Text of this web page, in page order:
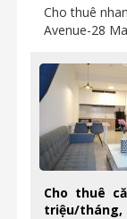
Cho thuê
Avenue-28
Cho thuê
triệu/tháng,